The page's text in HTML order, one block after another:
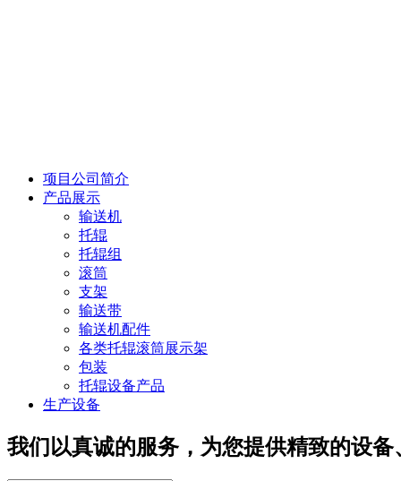
项目公司简介
产品展示
输送机
托辊
托辊组
滚筒
支架
输送带
输送机配件
各类托辊滚筒展示架
包装
托辊设备产品
生产设备
我们以真诚的服务，为您提供精致的设